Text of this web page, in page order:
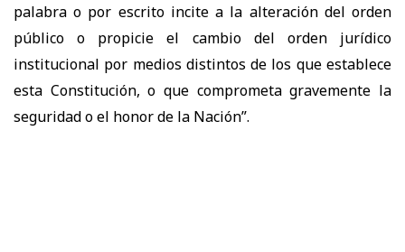
palabra o por escrito incite a la alteración del orden
público o propicie el cambio del orden jurídico
institucional por medios distintos de los que establece
esta Constitución, o que comprometa gravemente la
seguridad o el honor de la Nación”.